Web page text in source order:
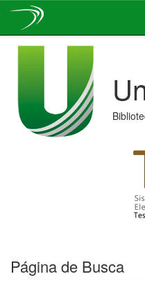
Página de Busca